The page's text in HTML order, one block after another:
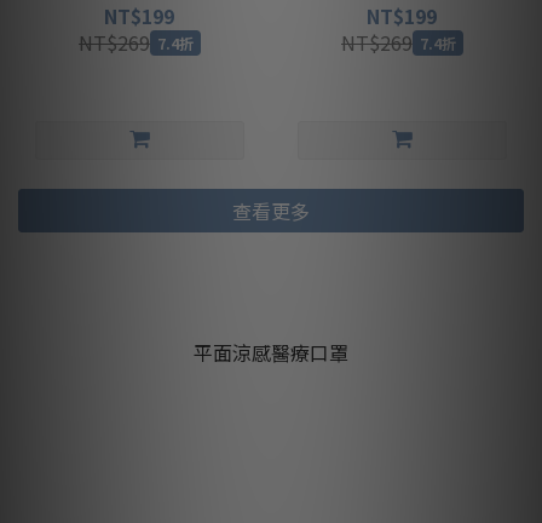
NT$199
NT$269 7.4折
NT$199
NT$269 7.4折
查看更多
平面涼感醫療口罩